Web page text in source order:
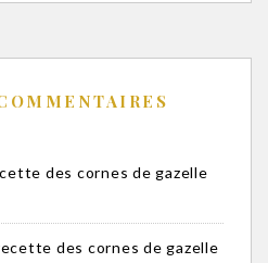
des cornes de gazelle
des cornes de gazelle